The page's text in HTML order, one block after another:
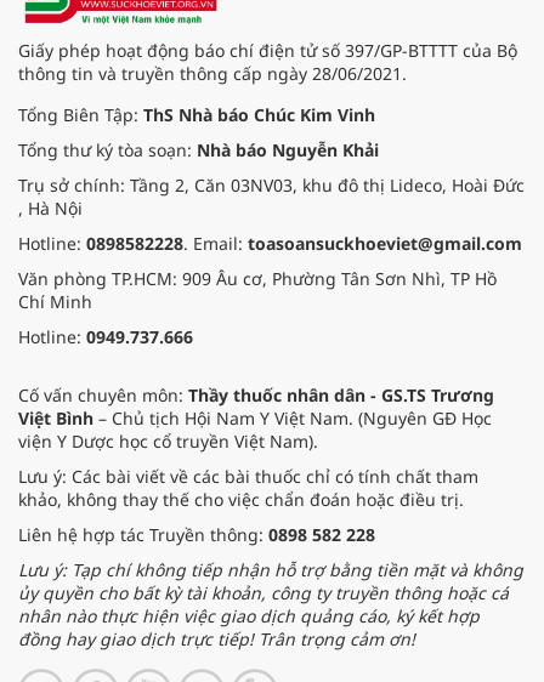
Giấy phép hoạt động báo chí điện tử số 397/GP-BTTTT của Bộ
thông tin và truyền thông cấp ngày 28/06/2021.
Tổng Biên Tập: ThS Nhà báo Chúc Kim Vinh
Tổng thư ký tòa soạn: Nhà báo Nguyễn Khải
Trụ sở chính: Tầng 2, Căn 03NV03, khu đô thị Lideco, Hoài Đức
, Hà Nội
Hotline: 0898582228. Email: toasoansuckhoeviet@gmail.com
Văn phòng TP.HCM: 909 Âu cơ, Phường Tân Sơn Nhì, TP Hồ
Chí Minh
Hotline: 0949.737.666
Cố vấn chuyên môn: Thầy thuốc nhân dân - GS.TS Trương
Việt Bình – Chủ tịch Hội Nam Y Việt Nam. (Nguyên GĐ Học
viện Y Dược học cổ truyền Việt Nam).
Lưu ý: Các bài viết về các bài thuốc chỉ có tính chất tham
khảo, không thay thế cho việc chẩn đoán hoặc điều trị.
Liên hệ hợp tác Truyền thông: 0898 582 228
Lưu ý: Tạp chí không tiếp nhận hỗ trợ bằng tiền mặt và không
ủy quyền cho bất kỳ tài khoản, công ty truyền thông hoặc cá
nhân nào thực hiện việc giao dịch quảng cáo, ký kết hợp
đồng hay giao dịch trực tiếp! Trân trọng cảm ơn!